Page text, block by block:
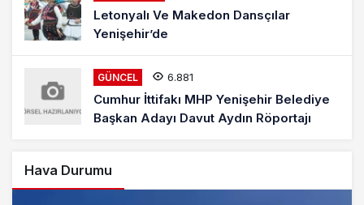
Letonyalı Ve Makedon Dansçılar
Yenişehir’de
GÜNCEL 6.881
Cumhur İttifakı MHP Yenişehir Belediye
Başkan Adayı Davut Aydın Röportajı
Hava Durumu